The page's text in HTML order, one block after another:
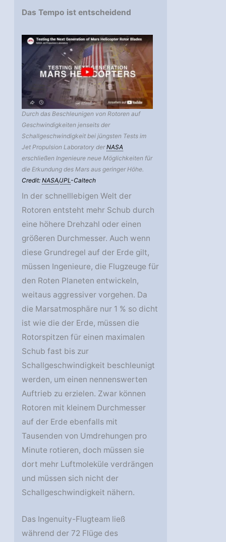
Das Tempo ist entscheidend
Durch das Beschleunigen von Rotoren auf
Geschwindigkeiten jenseits der
Schallgeschwindigkeit bei jüngsten Tests im
Jet Propulsion Laboratory derNASA
erschließen Ingenieure neue Möglichkeiten für
die Erkundung des Mars aus geringer Höhe.
Credit:NASA/JPL-Caltech
In der schnelllebigen Welt der
Rotoren entsteht mehr Schub durch
eine höhere Drehzahl oder einen
größeren Durchmesser. Auch wenn
diese Grundregel auf der Erde gilt,
müssen Ingenieure, die Flugzeuge für
den Roten Planeten entwickeln,
weitaus aggressiver vorgehen. Da
die Marsatmosphäre nur 1 % so dicht
ist wie die der Erde, müssen die
Rotorspitzen für einen maximalen
Schub fast bis zur
Schallgeschwindigkeit beschleunigt
werden, um einen nennenswerten
Auftrieb zu erzielen. Zwar können
Rotoren mit kleinem Durchmesser
auf der Erde ebenfalls mit
Tausenden von Umdrehungen pro
Minute rotieren, doch müssen sie
dort mehr Luftmoleküle verdrängen
und müssen sich nicht der
Schallgeschwindigkeit nähern.
Das Ingenuity-Flugteam ließ
während der 72 Flüge des